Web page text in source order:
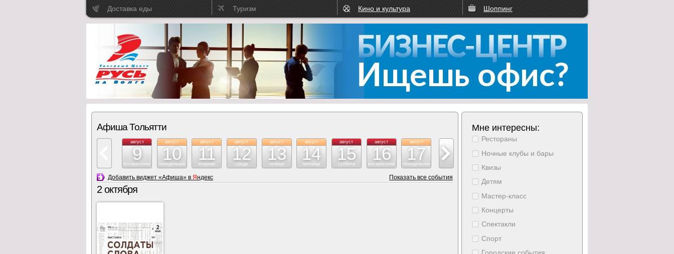
Доставка еды
Туризм Кино и культура Шоппинг
Афиша Тольятти
август
9
воскресение
август
10
понедельник
август
11
вторник
август
12
среда
август
13
четверг
август
14
пятница
август
15
суббота
август
16
воскресение
август
17
понедельник
18
август
19
среда
август
20 21
Добавить виджет «Афиша» в Яндекс Показать все события
2 октября
Мне интересны:
Рестораны
Ночные клубы и бары
Квизы
Детям
Мастер-класс
Концерты
Спектакли
Спорт